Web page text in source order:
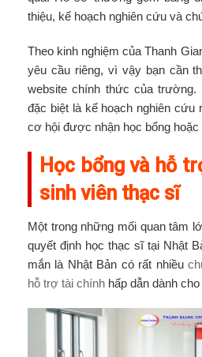
thiệu, kế hoạch nghiên cứu và
Theo kinh nghiệm của Thanh
yêu cầu riêng, vì vậy bạn cần
website chính thức của trường.
đặc biệt là kế hoạch nghiên cứu
cơ hội được nhận học bổng
Học bổng và hỗ
sinh viên thạc sĩ
Một trong những mối quan tâm
quyết định học thạc sĩ tại Nhật
mắn là Nhật Bản có rất nhiều
hỗ trợ tài chính hấp dẫn dành